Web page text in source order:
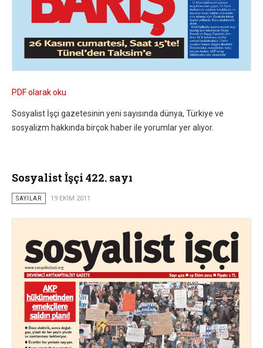
PDF olarak oku
Sosyalist İşçi gazetesinin yeni sayısında dünya, Türkiye ve
sosyalizm hakkında birçok haber ile yorumlar yer alıyor.
Sosyalist İşçi 422. sayı
SAYILAR 19 EKIM 2011